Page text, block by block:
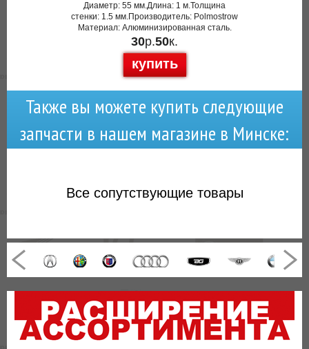
Диаметр: 55 мм.Длина: 1 м.Толщина
стенки: 1.5 мм.Производитель: Polmostrow
Материал: Алюминизированная сталь.
30р.50к.
купить
Также вы можете купить следующие
запчасти в нашем магазине в Минске:
Все сопутствующие товары